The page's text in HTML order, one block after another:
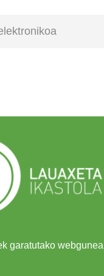
garatutako webgunea